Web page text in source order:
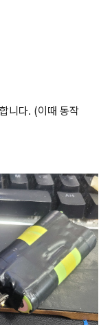
니다. (이때 동작